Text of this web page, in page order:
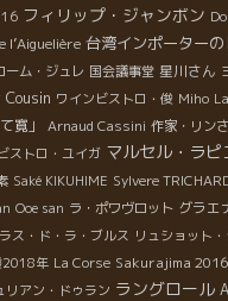
フィリップ・ジャンボン
l’Aiguelière 台湾インポーター
ーム・ジュレ 国会議事堂 星川さん
ワインビストロ・俊 Miho
寛」 Arnaud Cassini 作家・リン
ビストロ・ユイガ マルセル・ラピ
Saké KIKUHIME Sylvere
Ooe san ラ・ポワヴロット グラエ
ス・ド・ラ・ブルス リュショット
2018年 La Corse Sakurajima 2016
リアン・ドゥラン ラングロール